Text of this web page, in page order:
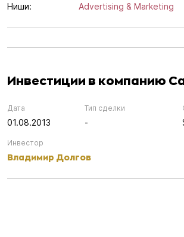
Ниши:
Advertising & Marketing
Инвестиции в компанию
Дата
01.08.2013
Тип сделки
-
Инвестор
Владимир Долгов